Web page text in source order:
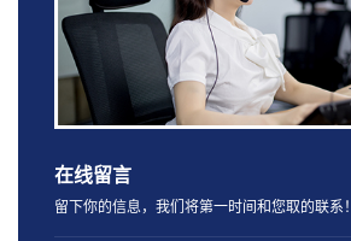
在线留言
留下你的信息，我们将第一时间和您取的联系！